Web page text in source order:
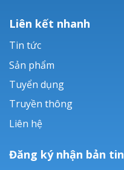
Liên kết nhanh
Tin tức
Sản phẩm
Tuyển dụng
Truyền thông
Liên hệ
Đăng ký nhận bản tin